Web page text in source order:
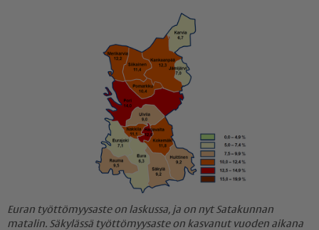
Euran työttömyysaste on laskussa, ja on nyt Satakunnan
matalin. Säkylässä työttömyysaste on kasvanut vuoden aikana